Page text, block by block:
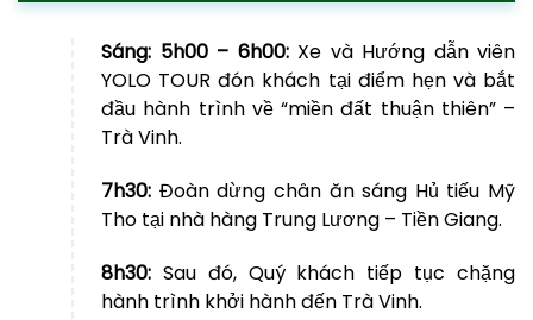
Sáng: 5h00 – 6h00:Xe và Hướng dẫn viên
YOLO TOUR đón khách tại điểm hẹn và bắt
đầu hành trình về “miền đất thuận thiên” –
Trà Vinh.
7h30: Đoàn dừng chân ăn sáng Hủ tiếu Mỹ
Tho tại nhà hàng Trung Lương – Tiền Giang.
8h30: Sau đó, Quý khách tiếp tục chặng
hành trình khởi hành đến Trà Vinh.